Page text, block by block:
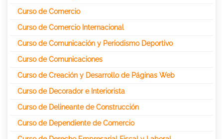
Curso de Comercio
Curso de Comercio Internacional
Curso de Comunicación y Periodismo Deportivo
Curso de Comunicaciones
Curso de Creación y Desarrollo de Páginas Web
Curso de Decorador e Interiorista
Curso de Delineante de Construcción
Curso de Dependiente de Comercio